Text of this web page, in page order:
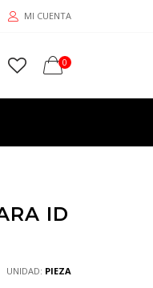
MI CUENTA
0
ID
UNIDAD: PIEZA